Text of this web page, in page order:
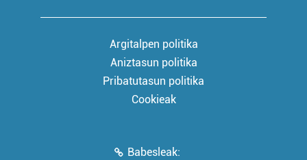
Argitalpen politika
Aniztasun politika
Pribatutasun politika
Cookieak
Babesleak: